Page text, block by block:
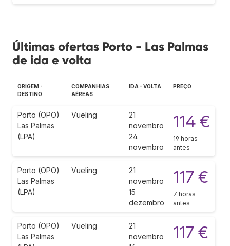
Últimas ofertas Porto - Las Palmas
de ida e volta
ORIGEM -
DESTINO
COMPANHIAS
AÉREAS
IDA - VOLTA PREÇO
Porto (OPO)
Las Palmas
(LPA)
Vueling
21
novembro
24
novembro
114 €
19 horas
antes
Porto (OPO)
Las Palmas
(LPA)
Vueling
21
novembro
15
dezembro
117 €
7 horas
antes
Porto (OPO)
Las Palmas
Vueling
21
novembro
117 €